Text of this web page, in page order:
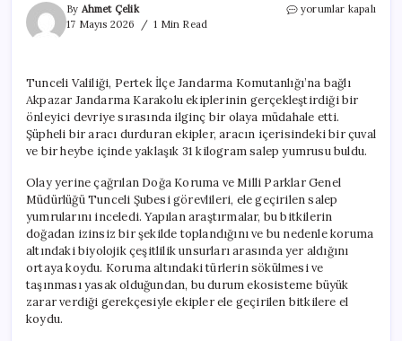
By Ahmet Çelik
17 Mayıs 2026
1 Min Read
Koruma
Ağır:
31
Kilogram
Salep
için
yorumlar kapalı
Tunceli Valiliği, Pertek İlçe Jandarma Komutanlığı’na bağlı
Akpazar Jandarma Karakolu ekiplerinin gerçekleştirdiği bir
önleyici devriye sırasında ilginç bir olaya müdahale etti.
Şüpheli bir aracı durduran ekipler, aracın içerisindeki bir çuval
ve bir heybe içinde yaklaşık 31 kilogram salep yumrusu buldu.
Olay yerine çağrılan Doğa Koruma ve Milli Parklar Genel
Müdürlüğü Tunceli Şubesi görevlileri, ele geçirilen salep
yumrularını inceledi. Yapılan araştırmalar, bu bitkilerin
doğadan izinsiz bir şekilde toplandığını ve bu nedenle koruma
altındaki biyolojik çeşitlilik unsurları arasında yer aldığını
ortaya koydu. Koruma altındaki türlerin sökülmesi ve
taşınması yasak olduğundan, bu durum ekosisteme büyük
zarar verdiği gerekçesiyle ekipler ele geçirilen bitkilere el
koydu.